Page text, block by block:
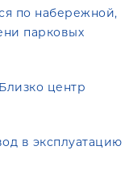
по набережной,
парковых
центр
в эксплуатацию